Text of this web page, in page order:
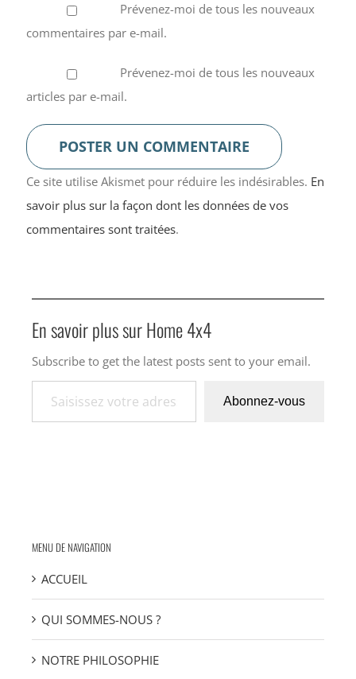
Prévenez-moi de tous les nouveaux
commentaires par e-mail.
Prévenez-moi de tous les nouveaux
articles par e-mail.
Ce site utilise Akismet pour réduire les indésirables. En
savoir plus sur la façon dont les données de vos
commentaires sont traitées.
En savoir plus sur Home 4x4
Subscribe to get the latest posts sent to your email.
Saisissez votre adresse e-mail…
Abonnez-vous
MENU DE NAVIGATION
ACCUEIL
QUI SOMMES-NOUS ?
NOTRE PHILOSOPHIE